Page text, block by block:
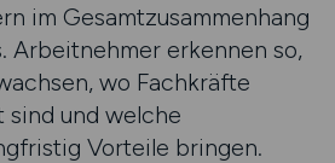
im Gesamtzusammenhang
Arbeitnehmer erkennen so,
wo Fachkräfte
sind und welche
Vorteile bringen.